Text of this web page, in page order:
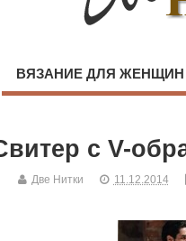
ВЯЗАНИЕ ДЛЯ ЖЕНЩИН
с V-
Две Нитки 11.12.2014